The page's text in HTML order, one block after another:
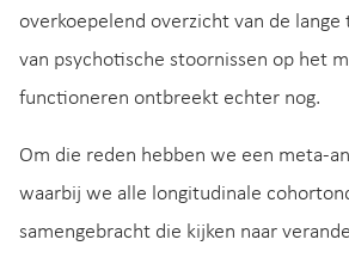
overkoepelend overzicht van de
van psychotische stoornissen op het
functioneren ontbreekt echter nog.
Om die reden hebben we een meta-
waarbij we alle longitudinale
samengebracht die kijken naar